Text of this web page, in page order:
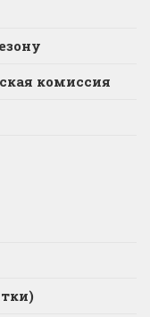
комиссия